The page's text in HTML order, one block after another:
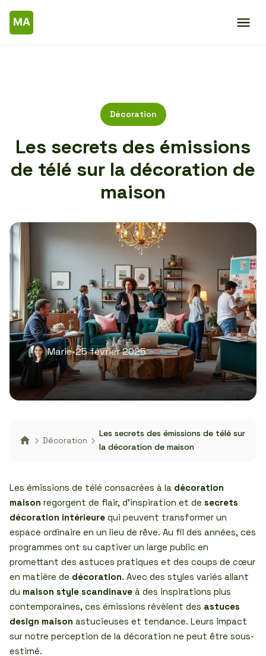
Décoration
Les secrets des émissions
de télé sur la décoration de
maison
Marie•25 février 2025
Décoration
Les secrets des émissions de télé sur
la décoration de maison
Les émissions de télé consacrées à la décoration
maison regorgent de flair, d’inspiration et de secrets
décoration intérieure qui peuvent transformer un
espace ordinaire en un lieu de rêve. Au fil des années, ces
programmes ont su captiver un large public en
promettant des astuces pratiques et des coups de cœur
en matière de décoration. Avec des styles variés allant
du maison style scandinave à des inspirations plus
contemporaines, ces émissions révèlent des astuces
design maison astucieuses et tendance. Leurs impact
sur notre perception de la décoration ne peut être sous-
estimé.